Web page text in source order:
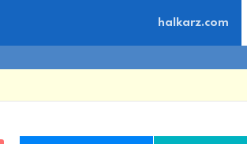
halkarz.com